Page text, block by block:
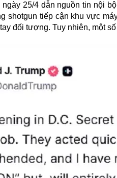
25/4 dẫn nguồn tin nội
shotgun tiếp cận khu vực
đối tượng. Tuy nhiên, một